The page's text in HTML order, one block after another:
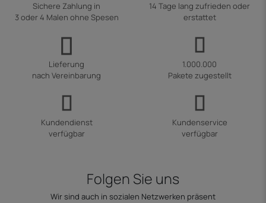
Sichere Zahlung in
3 oder 4 Malen ohne Spesen
14 Tage lang zufrieden oder
erstattet
Lieferung
nach Vereinbarung
1.000.000
Pakete zugestellt
Kundendienst
verfügbar
Kundenservice
verfügbar
Folgen Sie uns
Wir sind auch in sozialen Netzwerken präsent